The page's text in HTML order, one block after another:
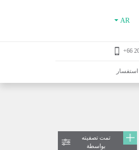
AR
استفسار
تمت تصفيته
بواسطة